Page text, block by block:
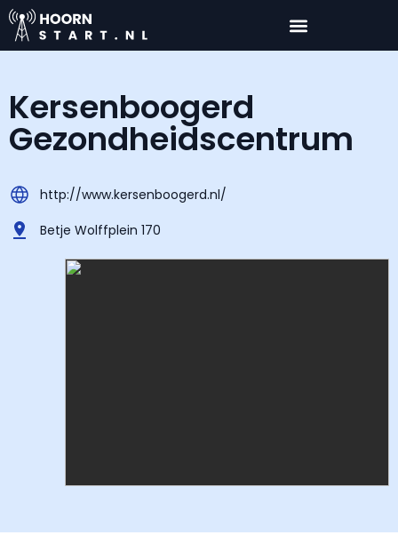
Kersenboogerd
Gezondheidscentrum
http://www.kersenboogerd.nl/
Betje Wolffplein 170